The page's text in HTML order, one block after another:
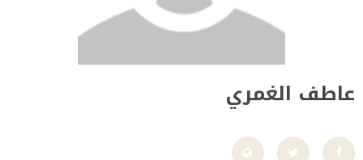
عاطف الغمري